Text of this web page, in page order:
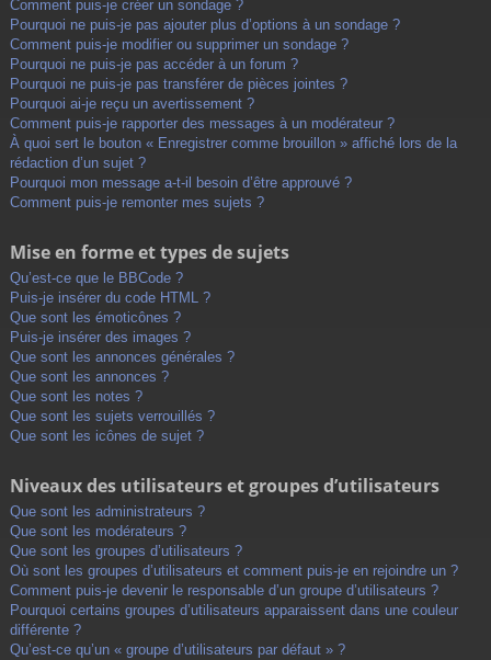
Comment puis-je créer un sondage ?
Pourquoi ne puis-je pas ajouter plus d’options à un sondage ?
Comment puis-je modifier ou supprimer un sondage ?
Pourquoi ne puis-je pas accéder à un forum ?
Pourquoi ne puis-je pas transférer de pièces jointes ?
Pourquoi ai-je reçu un avertissement ?
Comment puis-je rapporter des messages à un modérateur ?
À quoi sert le bouton « Enregistrer comme brouillon » affiché lors de la
rédaction d’un sujet ?
Pourquoi mon message a-t-il besoin d’être approuvé ?
Comment puis-je remonter mes sujets ?
Mise en forme et types de sujets
Qu’est-ce que le BBCode ?
Puis-je insérer du code HTML ?
Que sont les émoticônes ?
Puis-je insérer des images ?
Que sont les annonces générales ?
Que sont les annonces ?
Que sont les notes ?
Que sont les sujets verrouillés ?
Que sont les icônes de sujet ?
Niveaux des utilisateurs et groupes d’utilisateurs
Que sont les administrateurs ?
Que sont les modérateurs ?
Que sont les groupes d’utilisateurs ?
Où sont les groupes d’utilisateurs et comment puis-je en rejoindre un ?
Comment puis-je devenir le responsable d’un groupe d’utilisateurs ?
Pourquoi certains groupes d’utilisateurs apparaissent dans une couleur
différente ?
Qu’est-ce qu’un « groupe d’utilisateurs par défaut » ?